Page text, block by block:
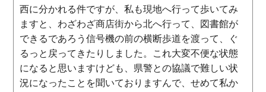
西に分かれる件ですが、私も現地へ行って歩いてみ
ますと、わざわざ商店街から北へ行って、図書館が
できるであろう信号機の前の横断歩道を渡って、ぐ
るっと戻ってきたりしました。これ大変不便な状態
になると思いますけども、県警との協議で難しい状
況になったことを聞いておりますんで、せめて私か